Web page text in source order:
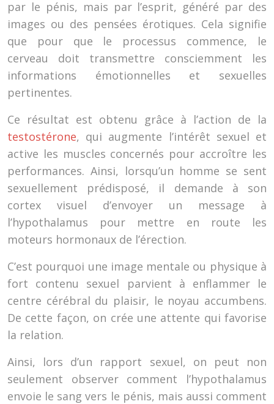
par le pénis, mais par l’esprit, généré par des
images ou des pensées érotiques. Cela signifie
que pour que le processus commence, le
cerveau doit transmettre consciemment les
informations émotionnelles et sexuelles
pertinentes.
Ce résultat est obtenu grâce à l’action de la
testostérone, qui augmente l’intérêt sexuel et
active les muscles concernés pour accroître les
performances. Ainsi, lorsqu’un homme se sent
sexuellement prédisposé, il demande à son
cortex visuel d’envoyer un message à
l’hypothalamus pour mettre en route les
moteurs hormonaux de l’érection.
C’est pourquoi une image mentale ou physique à
fort contenu sexuel parvient à enflammer le
centre cérébral du plaisir, le noyau accumbens.
De cette façon, on crée une attente qui favorise
la relation.
Ainsi, lors d’un rapport sexuel, on peut non
seulement observer comment l’hypothalamus
envoie le sang vers le pénis, mais aussi comment